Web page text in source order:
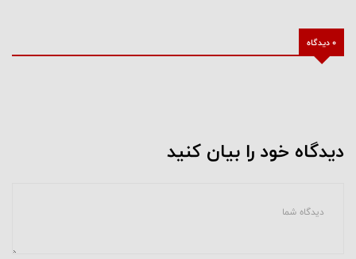
0 دیدگاه
دیدگاه خود را بیان کنید